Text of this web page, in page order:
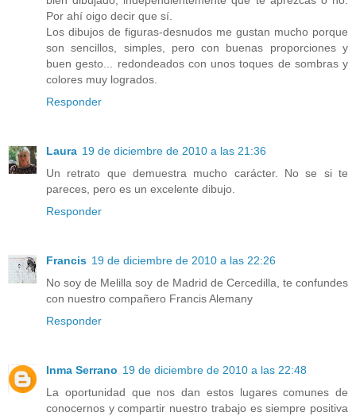
Por ahí oigo decir que sí.
Los dibujos de figuras-desnudos me gustan mucho porque
son sencillos, simples, pero con buenas proporciones y
buen gesto... redondeados con unos toques de sombras y
colores muy logrados.
Responder
Laura 19 de diciembre de 2010 a las 21:36
Un retrato que demuestra mucho carácter. No se si te
pareces, pero es un excelente dibujo.
Responder
Francis 19 de diciembre de 2010 a las 22:26
No soy de Melilla soy de Madrid de Cercedilla, te confundes
con nuestro compañero Francis Alemany
Responder
Inma Serrano 19 de diciembre de 2010 a las 22:48
La oportunidad que nos dan estos lugares comunes de
conocernos y compartir nuestro trabajo es siempre positiva